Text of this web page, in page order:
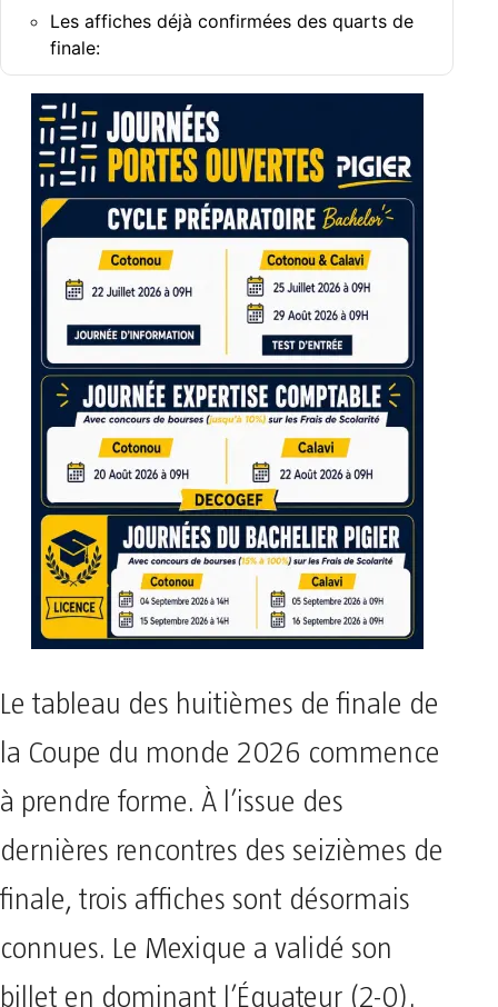
Les affiches déjà confirmées des quarts de
finale:
Le tableau des huitièmes de finale de
la Coupe du monde 2026 commence
à prendre forme. À l’issue des
dernières rencontres des seizièmes de
finale, trois affiches sont désormais
connues. Le Mexique a validé son
billet en dominant l’Équateur (2-0).